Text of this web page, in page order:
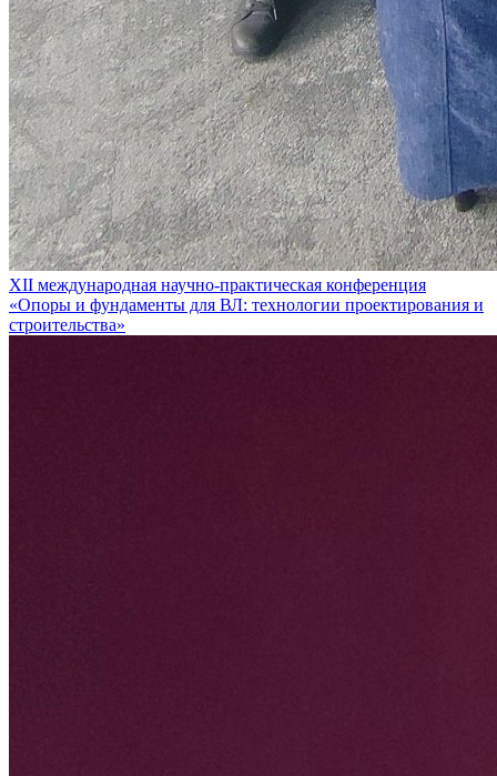
XII международная научно-практическая конференция
«Опоры и фундаменты для ВЛ: технологии проектирования и
строительства»